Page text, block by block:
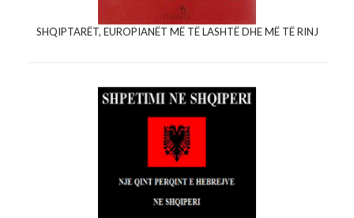
SHQIPTARËT, EUROPIANËT MË TË LASHTË DHE MË TË RINJ